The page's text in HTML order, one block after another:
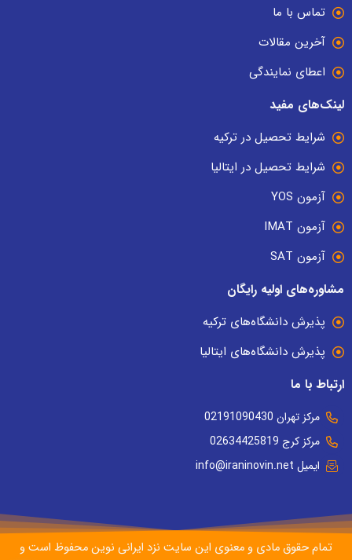
تماس با ما
آخرین مقالات
اعطای نمایندگی
لینک‌های مفید
شرایط تحصیل در ترکیه
شرایط تحصیل در ایتالیا
آزمون YOS
آزمون IMAT
آزمون SAT
مشاوره‌های اولیه رایگان
پذیرش دانشگاه‌های ترکیه
پذیرش دانشگاه‌های ایتالیا
ارتباط با ما
مرکز تهران 02191090430
مرکز کرج 02634425819
ایمیل info@iraninovin.net
تمام حقوق مادی و معنوی این سایت نزد ایرانی نوین محفوظ است و